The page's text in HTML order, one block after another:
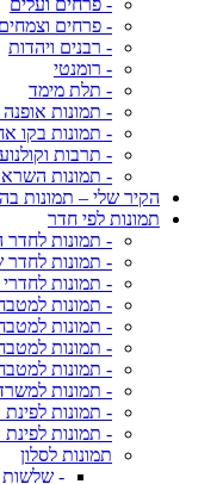
- פרחים ועלים
- פרחים וצמחים
- רבנים ויהדות
- רומנטי
- תלת מימד
- תמונות אופנה
- תמונות בקו
- תרבות וקולנוע
- תמונות
הקיר שלי – תמונות
תמונות לפי חדר
- תמונות לחדר
- תמונות לחדר
- תמונות לחדרי
- תמונות
- תמונות
- תמונות
- תמונות
- תמונות
- תמונות לפינת
- תמונות
תמונות לסלון
- שלשות